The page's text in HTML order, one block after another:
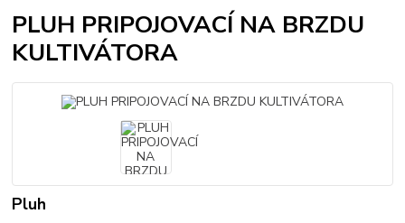
PLUH PRIPOJOVACÍ NA BRZDU
KULTIVÁTORA
Pluh